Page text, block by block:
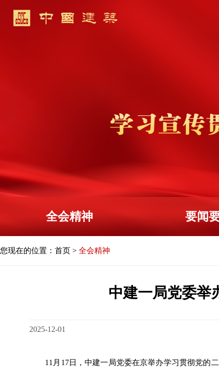
全会精神 要闻
您现在的位置： 首页 > 全会精神
中建一局党委举
2025-12-01
11月17日，中建一局党委在京举办学习贯彻党的二